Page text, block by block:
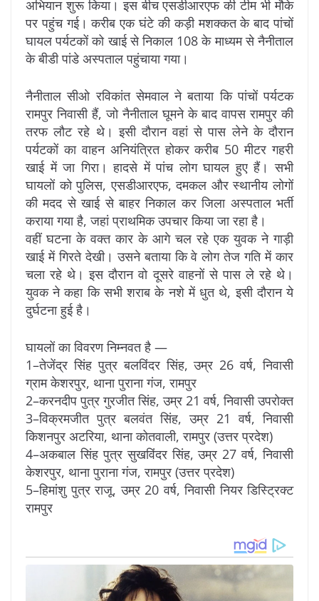
अभियान शुरू किया। इस बीच एसडीआरएफ की टीम भी मौके
पर पहुंच गई। करीब एक घंटे की कड़ी मशक्कत के बाद पांचों
घायल पर्यटकों को खाई से निकाल 108 के माध्यम से नैनीताल
के बीडी पांडे अस्पताल पहुंचाया गया।
नैनीताल सीओ रविकांत सेमवाल ने बताया कि पांचों पर्यटक
रामपुर निवासी हैं, जो नैनीताल घूमने के बाद वापस रामपुर की
तरफ लौट रहे थे। इसी दौरान वहां से पास लेने के दौरान
पर्यटकों का वाहन अनियंत्रित होकर करीब 50 मीटर गहरी
खाई में जा गिरा। हादसे में पांच लोग घायल हुए हैं। सभी
घायलों को पुलिस, एसडीआरएफ, दमकल और स्थानीय लोगों
की मदद से खाई से बाहर निकाल कर जिला अस्पताल भर्ती
कराया गया है, जहां प्राथमिक उपचार किया जा रहा है।
वहीं घटना के वक्त कार के आगे चल रहे एक युवक ने गाड़ी
खाई में गिरते देखी। उसने बताया कि वे लोग तेज गति में कार
चला रहे थे। इस दौरान वो दूसरे वाहनों से पास ले रहे थे।
युवक ने कहा कि सभी शराब के नशे में धुत थे, इसी दौरान ये
दुर्घटना हुई है।
घायलों का विवरण निम्नवत है —
1–तेजेंद्र सिंह पुत्र बलविंदर सिंह, उम्र 26 वर्ष, निवासी
ग्राम केशरपुर, थाना पुराना गंज, रामपुर
2–करनदीप पुत्र गुरजीत सिंह, उम्र 21 वर्ष, निवासी उपरोक्त
3–विक्रमजीत पुत्र बलवंत सिंह, उम्र 21 वर्ष, निवासी
किशनपुर अटरिया, थाना कोतवाली, रामपुर (उत्तर प्रदेश)
4–अकबाल सिंह पुत्र सुखविंदर सिंह, उम्र 27 वर्ष, निवासी
केशरपुर, थाना पुराना गंज, रामपुर (उत्तर प्रदेश)
5–हिमांशु पुत्र राजू, उम्र 20 वर्ष, निवासी नियर डिस्ट्रिक्ट
रामपुर